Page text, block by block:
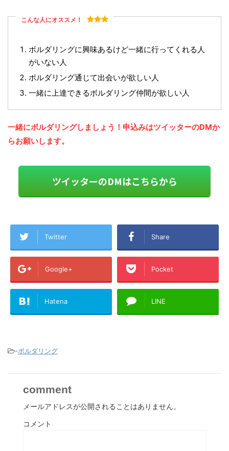
こんな人にオススメ！
ボルダリングに興味あるけど一緒に行ってくれる人
がいない人
ボルダリング通じて出会いが欲しい人
一緒に上達できるボルダリング仲間が欲しい人
一緒にボルダリングしましょう！申込みはツイッターのDMか
らお願いします。
ツイッターのDMはこちらから
Twitter Share
Google+ Pocket
Hatena LINE
-ボルダリング
comment
メールアドレスが公開されることはありません。
コメント